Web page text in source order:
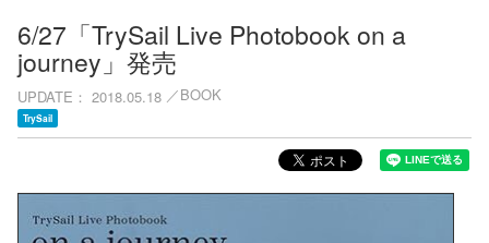
6/27「TrySail Live Photobook on a
journey」発売
UPDATE 2018.05.18 BOOK
TrySail